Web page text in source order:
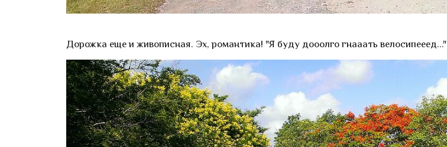
Дорожка еще и живописная. Эх, романтика! "Я буду дооолго гнааать велосипееед..."